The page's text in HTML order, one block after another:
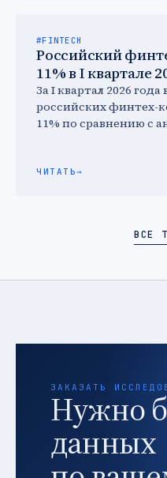
#FINTECH
Российский
11% в I квартале
За I квартал 2026
российских финтех-
11% по сравнению с
ЧИТАТЬ→
ВСЕ
ЗАКАЗАТЬ
Нужно
данных